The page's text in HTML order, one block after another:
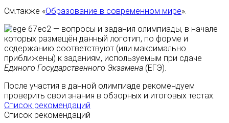
См.также «Образование в современном мире».
— вопросы и задания олимпиады, в начале
которых размещён данный логотип, по форме и
содержанию соответствуют (или максимально
приближены) к заданиям, используемым при сдаче
Единого Государственного Экзамена (ЕГЭ).
После участия в данной олимпиаде рекомендуем
проверить свои знания в обзорных и итоговых тестах.
Список рекомендаций
Список рекомендаций